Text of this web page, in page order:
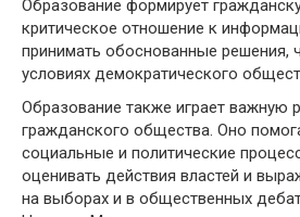
Образование формирует
критическое отношение к
принимать обоснованные решения,
условиях демократического
Образование также играет важную
гражданского общества. Оно
социальные и политические
оценивать действия властей и
на выборах и в общественных